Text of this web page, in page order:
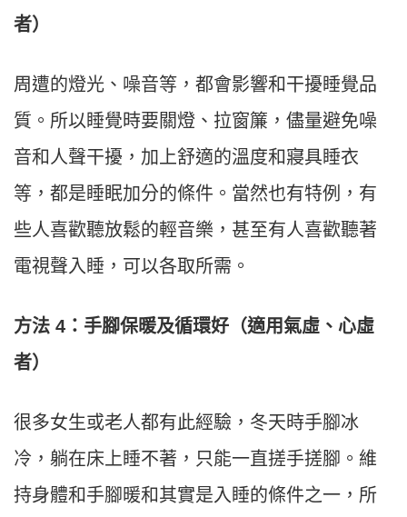
者）
周遭的燈光、噪音等，都會影響和干擾睡覺品
質。所以睡覺時要關燈、拉窗簾，儘量避免噪
音和人聲干擾，加上舒適的溫度和寢具睡衣
等，都是睡眠加分的條件。當然也有特例，有
些人喜歡聽放鬆的輕音樂，甚至有人喜歡聽著
電視聲入睡，可以各取所需。
方法 4：手腳保暖及循環好（適用氣虛、心虛
者）
很多女生或老人都有此經驗，冬天時手腳冰
冷，躺在床上睡不著，只能一直搓手搓腳。維
持身體和手腳暖和其實是入睡的條件之一，所